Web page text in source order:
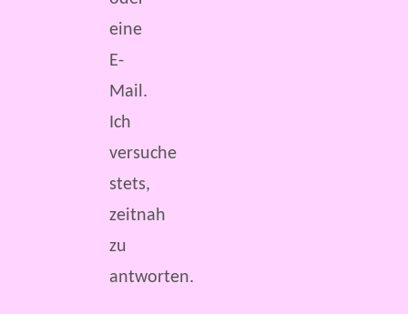
eine
E-
Mail.
Ich
versuche
stets,
zeitnah
zu
antworten.